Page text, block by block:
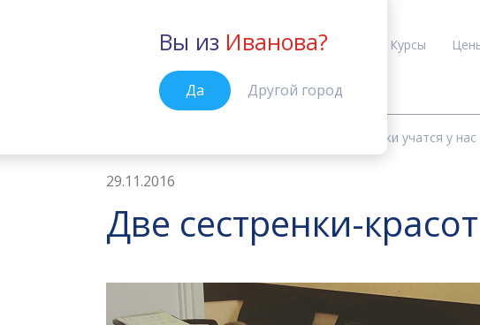
Иваново
Вы из Иванова?
Да Другой город
Курсы
Две сестренки-красотки учатся у нас
29.11.2016
Две сестренки-